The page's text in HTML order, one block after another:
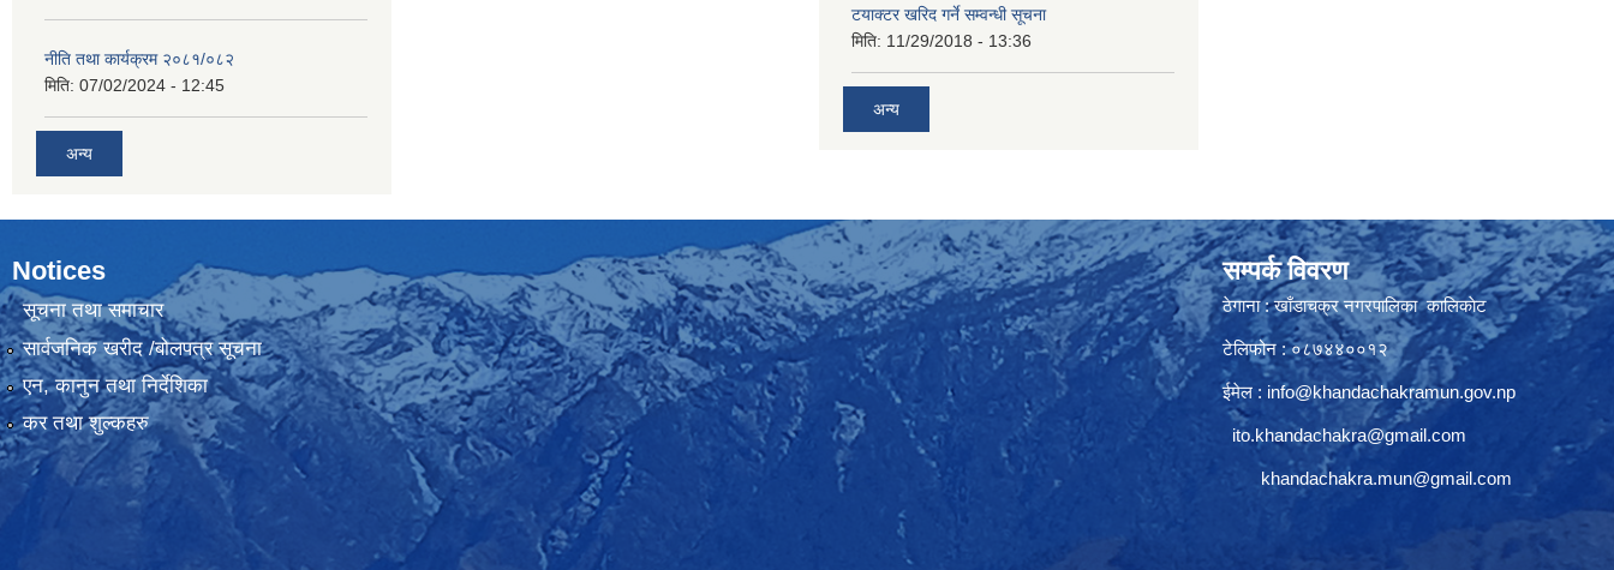
नीति तथा कार्यक्रम २०८१/०८२
मिति: 07/02/2024 - 12:45
अन्य
टयाक्टर खरिद गर्ने सम्वन्धी सूचना
मिति: 11/29/2018 - 13:36
अन्य
Notices
सूचना तथा समाचार
सार्वजनिक खरीद /बोलपत्र सूचना
एन, कानुन तथा निर्देशिका
कर तथा शुल्कहरु
सम्पर्क विवरण
ठेगाना : खाँडाचक्र नगरपालिका कालिकाेट
टेलिफोन : ०८७४४००१२
ईमेल : info@khandachakramun.gov.np
ito.khandachakra@gmail.com
khandachakra.mun@gmail.com